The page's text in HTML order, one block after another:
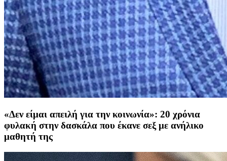
«Δεν είμαι απειλή για την κοινωνία»: 20 χρόνια
φυλακή στην δασκάλα που έκανε σεξ με ανήλικο
μαθητή της